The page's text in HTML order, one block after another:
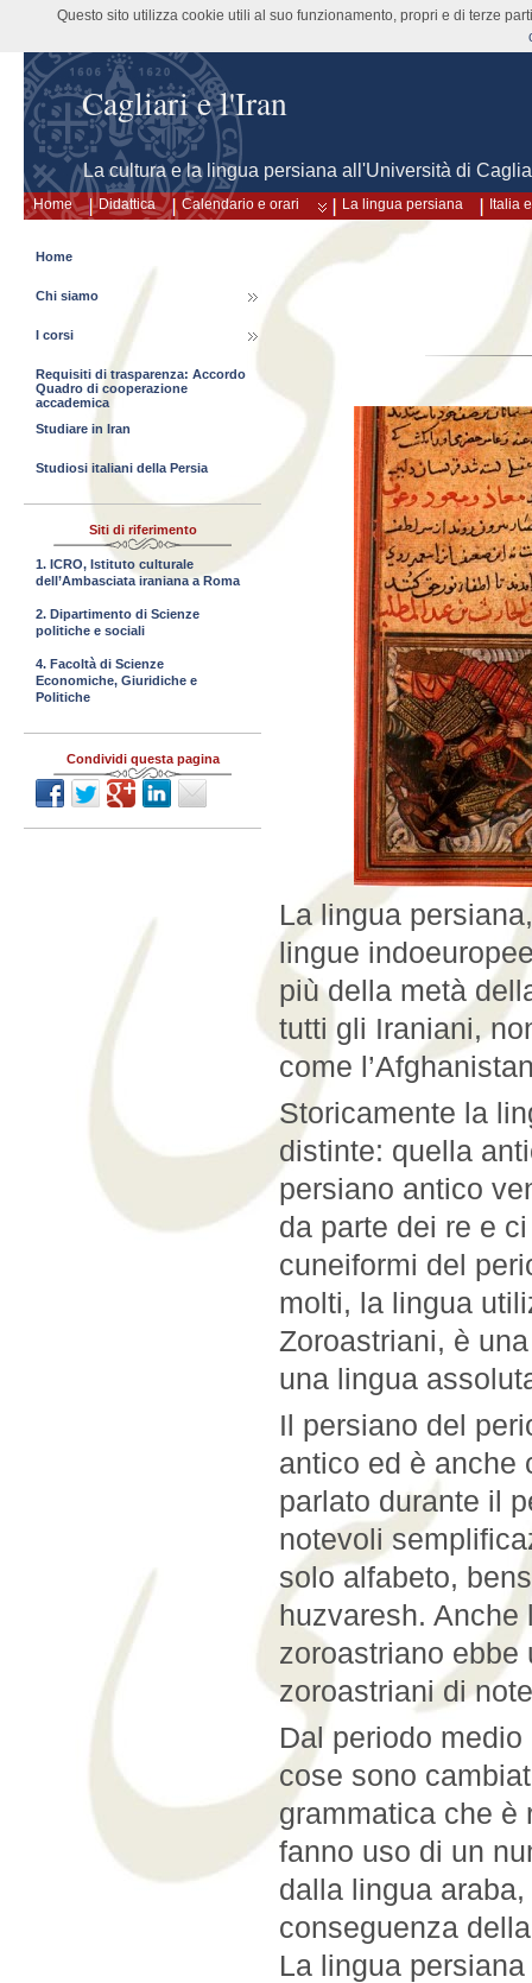
Cagliari e l'Iran
La cultura e la lingua persiana all'Università di
Home Didattica Calendario e orari La lingua persiana Italia
La lingua
lingue
più della metà
tutti gli Iraniani,
come
Storicamente la
distinte: quella
persiano antico
da parte dei re e
cuneiformi del
molti, la lingua
Zoroastriani, è
una lingua
Il persiano del
antico ed è anche
parlato durante il
notevoli
solo alfabeto, bensى due: quello aramaico e quello chiamato
huzvaresh.
zoroastriano ebbe
zoroastriani di
Dal periodo
cose sono
grammatica che è
fanno uso di un
dalla lingua
conseguenza
La lingua
Home
Chi siamo
I corsi
Requisiti di trasparenza: Accordo
Quadro di cooperazione
accademica
Studiare in Iran
Studiosi italiani della Persia
Siti di riferimento
1. ICRO, Istituto culturale
dell’Ambasciata iraniana a Roma
2. Dipartimento di Scienze
politiche e sociali
4. Facoltà di Scienze
Economiche, Giuridiche e
Politiche
Condividi questa pagina
Questo sito utilizza cookie utili al suo funzionamento, propri e di terze